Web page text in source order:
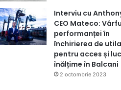
Interviu cu
CEO Mateco:
performanței în
închirierea de
pentru acces și
înălțime în Balcani
2 octombrie 2023